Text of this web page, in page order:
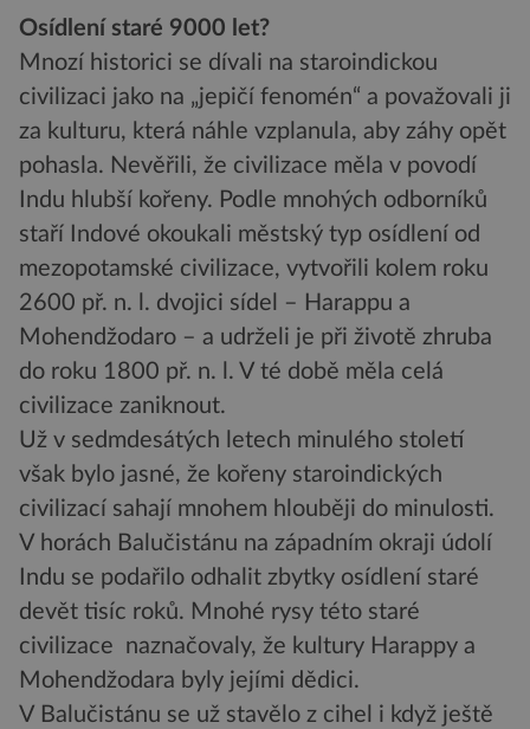
Osídlení staré 9000 let?
Mnozí historici se dívali na staroindickou
civilizaci jako na „jepičí fenomén“ a považovali ji
za kulturu, která náhle vzplanula, aby záhy opět
pohasla. Nevěřili, že civilizace měla v povodí
Indu hlubší kořeny. Podle mnohých odborníků
staří Indové okoukali městský typ osídlení od
mezopotamské civilizace, vytvořili kolem roku
2600 př. n. l. dvojici sídel – Harappu a
Mohendžodaro – a udrželi je při životě zhruba
do roku 1800 př. n. l. V té době měla celá
civilizace zaniknout.
Už v sedmdesátých letech minulého století
však bylo jasné, že kořeny staroindických
civilizací sahají mnohem hlouběji do minulosti.
V horách Balučistánu na západním okraji údolí
Indu se podařilo odhalit zbytky osídlení staré
devět tisíc roků. Mnohé rysy této staré
civilizace naznačovaly, že kultury Harappy a
Mohendžodara byly jejími dědici.
V Balučistánu se už stavělo z cihel i když ještě